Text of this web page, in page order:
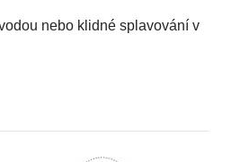
nebo klidné splavování v